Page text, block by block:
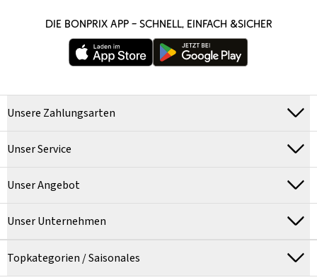
DIE BONPRIX APP – SCHNELL, EINFACH &SICHER
Unsere Zahlungsarten
Unser Service
Unser Angebot
Unser Unternehmen
Topkategorien / Saisonales